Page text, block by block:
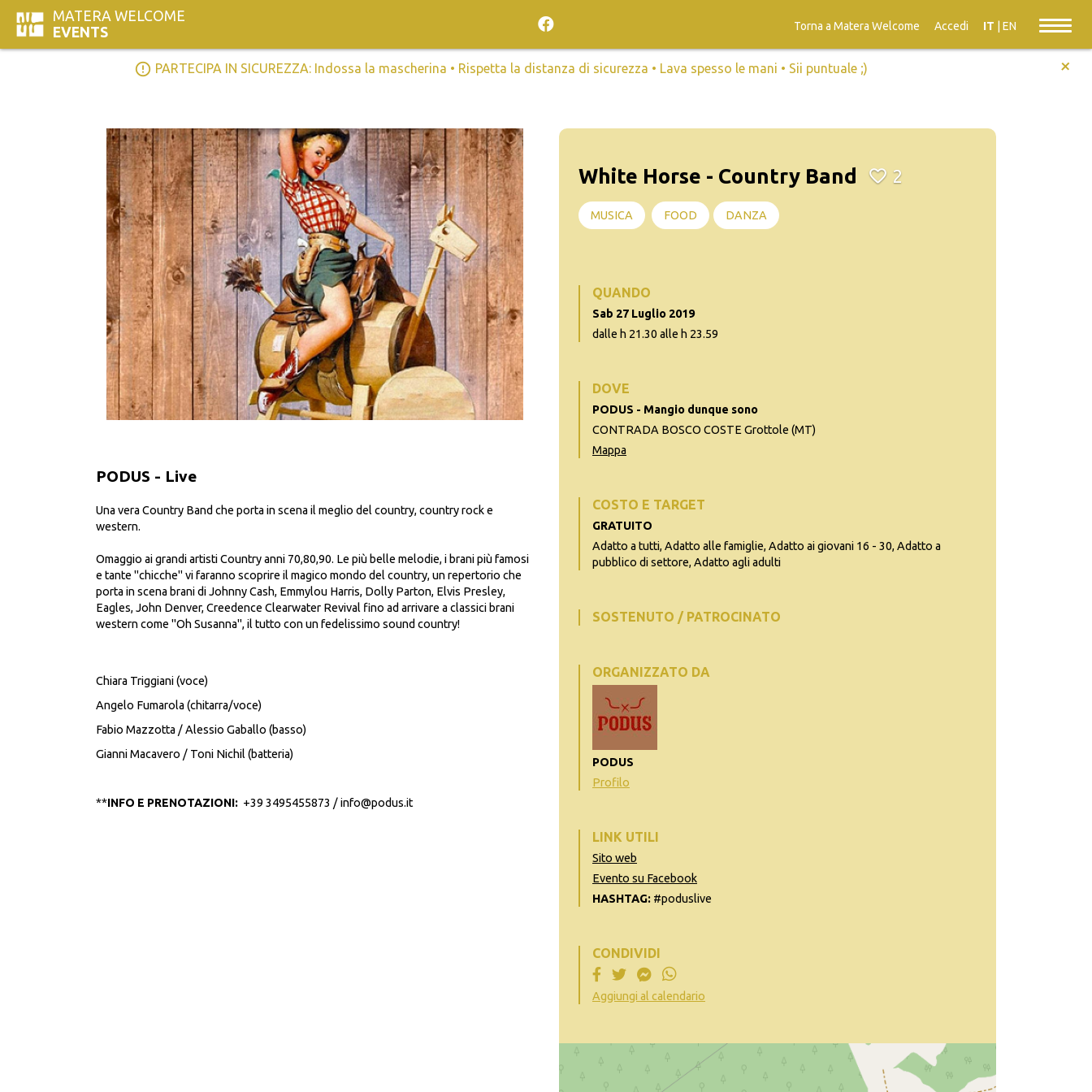
MATERA WELCOME
EVENTS
Torna a Matera Welcome Accedi IT EN
error_outline PARTECIPA IN SICUREZZA: Indossa la mascherina • Rispetta la distanza di sicurezza • Lava spesso le mani • Sii puntuale ;) +
PODUS - Live
Una vera Country Band che porta in scena il meglio del country, country rock e
western.
Omaggio ai grandi artisti Country anni 70,80,90. Le più belle melodie, i brani più famosi
e tante "chicche" vi faranno scoprire il magico mondo del country, unrepertorio che
porta in scena brani di Johnny Cash, Emmylou Harris, Dolly Parton, Elvis Presley,
Eagles, John Denver, Creedence Clearwater Revival fino ad arrivare a classici brani
western come "Oh Susanna", il tutto con un fedelissimo sound country!
Chiara Triggiani (voce)
Angelo Fumarola (chitarra/voce)
Fabio Mazzotta / Alessio Gaballo (basso)
Gianni Macavero / Toni Nichil (batteria)
**INFO E PRENOTAZIONI: +39 3495455873 / info@podus.it
White Horse - Country Band 2
MUSICA FOOD DANZA
QUANDO
Sab 27 Luglio 2019
dalle h 21.30 alle h 23.59
DOVE
PODUS - Mangio dunque sono
CONTRADA BOSCO COSTE Grottole (MT)
Mappa
COSTO E TARGET
GRATUITO
Adatto a tutti, Adatto alle famiglie, Adatto ai giovani 16 - 30, Adatto a
pubblico di settore, Adatto agli adulti
SOSTENUTO / PATROCINATO
ORGANIZZATO DA
PODUS
Profilo
LINK UTILI
Sito web
Evento su Facebook
HASHTAG: #poduslive
CONDIVIDI
Aggiungi al calendario